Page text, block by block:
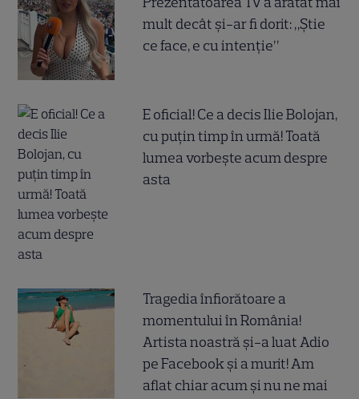
mult decât și-ar fi dorit: „Știe
ce face, e cu intenție”
E oficial! Ce a decis Ilie Bolojan,
cu puțin timp în urmă! Toată
lumea vorbește acum despre
asta
Tragedia înfiorătoare a
momentului în România!
Artista noastră și-a luat Adio
pe Facebook și a murit! Am
aflat chiar acum și nu ne mai